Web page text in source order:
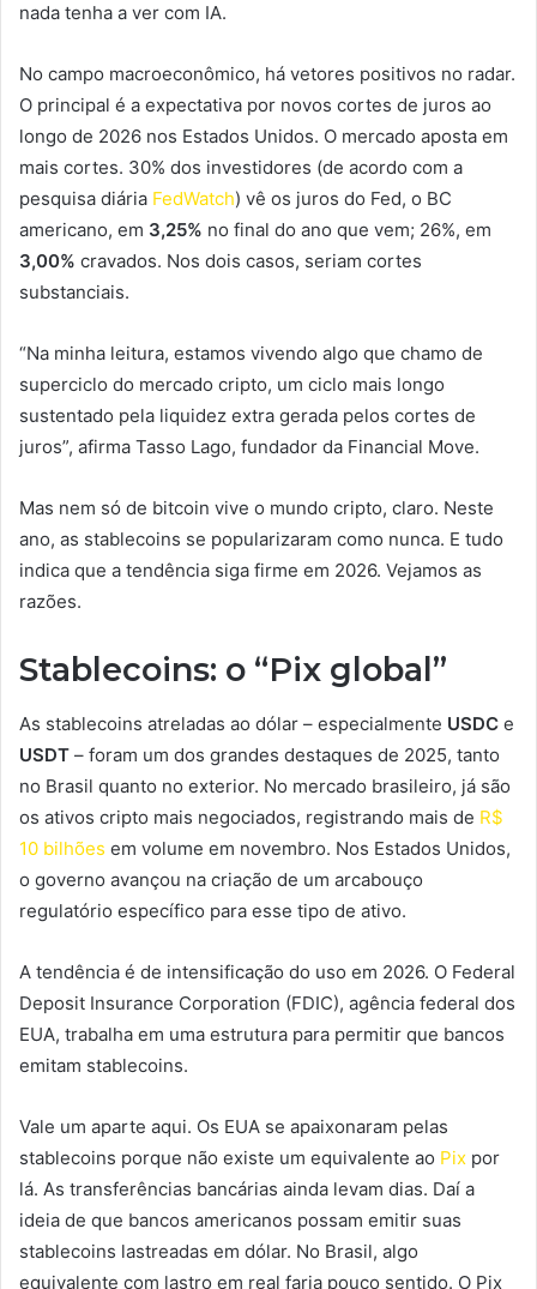
nada tenha a ver com IA.
No campo macroeconômico, há vetores positivos no radar.
O principal é a expectativa por novos cortes de juros ao
longo de 2026 nos Estados Unidos. O mercado aposta em
mais cortes. 30% dos investidores (de acordo com a
pesquisa diária FedWatch) vê os juros do Fed, o BC
americano, em 3,25% no final do ano que vem; 26%, em
3,00% cravados. Nos dois casos, seriam cortes
substanciais.
“Na minha leitura, estamos vivendo algo que chamo de
superciclo do mercado cripto, um ciclo mais longo
sustentado pela liquidez extra gerada pelos cortes de
juros”, afirma Tasso Lago, fundador da Financial Move.
Mas nem só de bitcoin vive o mundo cripto, claro. Neste
ano, as stablecoins se popularizaram como nunca. E tudo
indica que a tendência siga firme em 2026. Vejamos as
razões.
Stablecoins: o “Pix global”
As stablecoins atreladas ao dólar – especialmente USDC e
USDT – foram um dos grandes destaques de 2025, tanto
no Brasil quanto no exterior. No mercado brasileiro, já são
os ativos cripto mais negociados, registrando mais de R$
10 bilhões em volume em novembro. Nos Estados Unidos,
o governo avançou na criação de um arcabouço
regulatório específico para esse tipo de ativo.
A tendência é de intensificação do uso em 2026. O Federal
Deposit Insurance Corporation (FDIC), agência federal dos
EUA, trabalha em uma estrutura para permitir que bancos
emitam stablecoins.
Vale um aparte aqui. Os EUA se apaixonaram pelas
stablecoins porque não existe um equivalente ao Pix por
lá. As transferências bancárias ainda levam dias. Daí a
ideia de que bancos americanos possam emitir suas
stablecoins lastreadas em dólar. No Brasil, algo
equivalente com lastro em real faria pouco sentido. O Pix